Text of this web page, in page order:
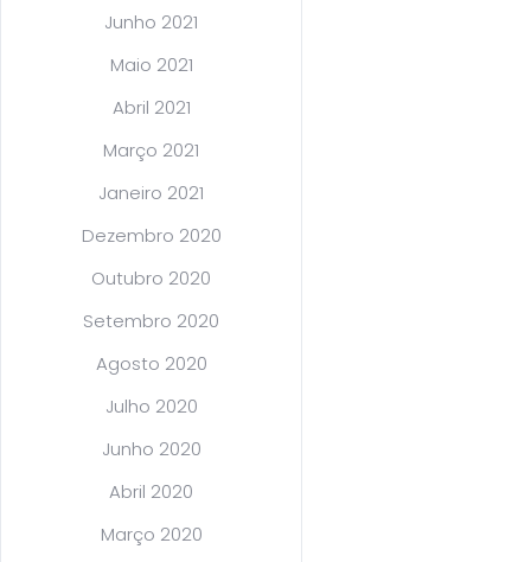
Junho 2021
Maio 2021
Abril 2021
Março 2021
Janeiro 2021
Dezembro 2020
Outubro 2020
Setembro 2020
Agosto 2020
Julho 2020
Junho 2020
Abril 2020
Março 2020